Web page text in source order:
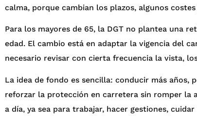
calma, porque cambian los plazos, algunos
Para los mayores de 65, la DGT no plantea una
edad. El cambio está en adaptar la vigencia del
necesario revisar con cierta frecuencia la vista,
La idea de fondo es sencilla: conducir más años,
reforzar la protección en carretera sin romper la
a día, ya sea para trabajar, hacer gestiones,